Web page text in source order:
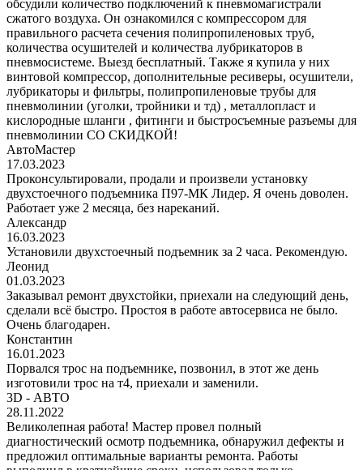
обсудили количество подключений к пневмомагистрали
сжатого воздуха. Он ознакомился с компрессором для
правильного расчета сечения полипропиленовых труб,
количества осушителей и количества лубрикаторов в
пневмосистеме. Выезд бесплатный. Также я купила у них
винтовой компрессор, дополнительные ресиверы, осушители,
лубрикаторы и фильтры, полипропиленовые трубы для
пневмолинии (уголки, тройники и тд) , металлопласт и
кислородные шланги , фитинги и быстросъемные разъемы для
пневмолинии СО СКИДКОЙ!
АвтоМастер
17.03.2023
Проконсультировали, продали и произвели установку
двухстоечного подъемника П97-МК Лидер. Я очень доволен.
Работает уже 2 месяца, без нареканий.
Александр
16.03.2023
Установили двухстоечный подъемник за 2 часа. Рекомендую.
Леонид
01.03.2023
Заказывал ремонт двухстойки, приехали на следующий день,
сделали всё быстро. Простоя в работе автосервиса не было.
Очень благодарен.
Константин
16.01.2023
Порвался трос на подъемнике, позвонил, в этот же день
изготовили трос на т4, приехали и заменили.
3D - АВТО
28.11.2022
Великолепная работа! Мастер провел полный
диагностический осмотр подъемника, обнаружил дефекты и
предложил оптимальные варианты ремонта. Работы